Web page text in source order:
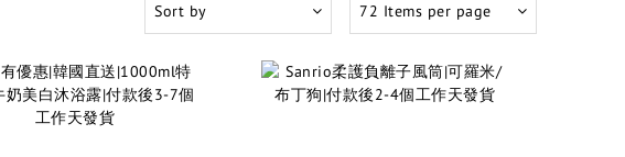
Sort by 72 Items per page